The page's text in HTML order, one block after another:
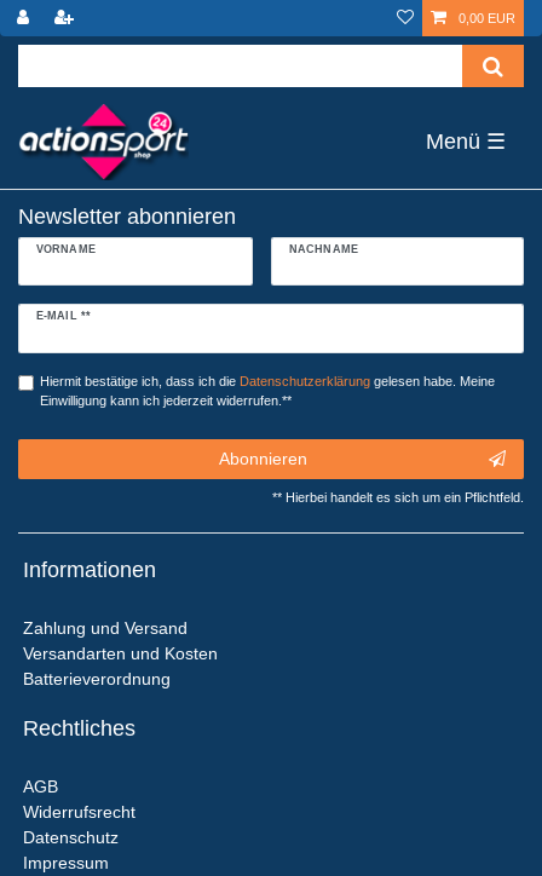
0,00 EUR
☰
Newsletter abonnieren
VORNAME NACHNAME
E-MAIL **
Newsletter
Hiermit bestätige ich, dass ich die Daten­schutz­erklärunggelesen habe. Meine
Einwilligung kann ich jederzeit widerrufen.**
Abonnieren
** Hierbei handelt es sich um ein Pflichtfeld.
Informationen
Zahlung und Versand
Versandarten und Kosten
Batterieverordnung
Rechtliches
AGB
Widerrufsrecht
Datenschutz
Impressum